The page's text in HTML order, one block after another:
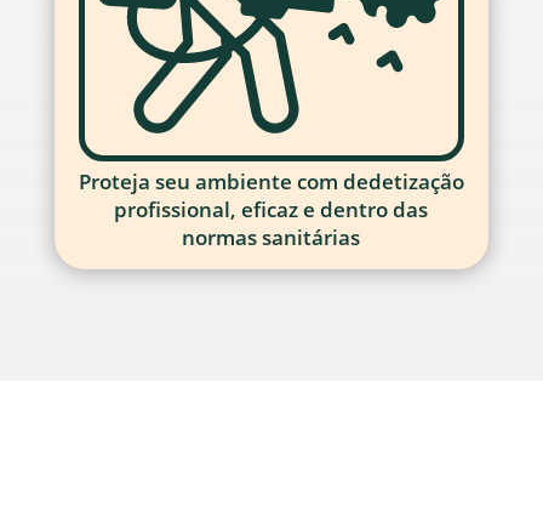
Proteja seu ambiente com dedetização
profissional, eficaz e dentro das
normas sanitárias